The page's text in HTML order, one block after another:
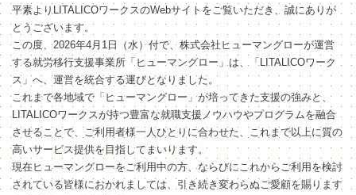
平素よりLITALICOワークスのWebサイトをご覧いただき、誠にありが
とうございます。
この度、2026年4月1日（水）付で、株式会社ヒューマングローが運営
する就労移行支援事業所「ヒューマングロー」は、「LITALICOワーク
ス」へ、運営を統合する運びとなりました。
これまで各地域で「ヒューマングロー」が培ってきた支援の強みと、
LITALICOワークスが持つ豊富な就職支援ノウハウやプログラムを融合
させることで、ご利用者様一人ひとりに合わせた、これまで以上に質の
高いサービス提供を目指してまいります。
現在ヒューマングローをご利用中の方、ならびにこれからご利用を検討
されている皆様におかれましては、引き続き変わらぬご愛顧を賜ります